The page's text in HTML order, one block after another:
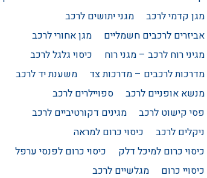
מגן קדמי לרכב
מגני יתושים לרכב
אביזרים לרכבים חשמליים
מגן אחורי לרכב
מגיני רוח לרכב – מגני רוח
כיסוי גלגל לרכב
מדרכות לרכבים – מדרכות צד
משענת יד לרכב
מנשא אופניים לרכב
ספויילרים לרכב
פסי קישוט לרכב
מגינים דקורטיביים לרכב
ניקלים לרכב
כיסוי כרום למראה
כיסוי כרום למיכל דלק
כיסוי כרום לפנסי ערפל
כיסויי כרום
מגלשיים לרכב